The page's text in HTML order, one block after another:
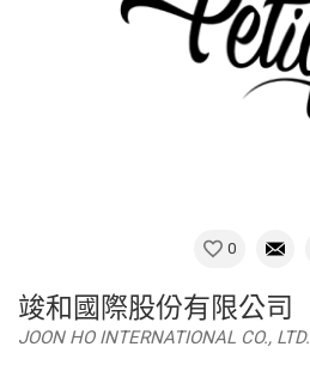
0
竣和國際股份有限公司
JOON HO INTERNATIONAL CO., LTD.